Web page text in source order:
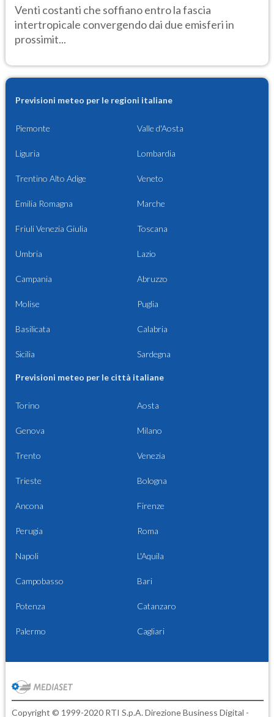
Venti costanti che soffiano entro la fascia
intertropicale convergendo dai due emisferi in
prossimit...
Previsioni meteo per le regioni italiane
Piemonte Valle d'Aosta
Liguria Lombardia
Trentino Alto Adige Veneto
Emilia Romagna Marche
Friuli Venezia Giulia Toscana
Umbria Lazio
Campania Abruzzo
Molise Puglia
Basilicata Calabria
Sicilia Sardegna
Previsioni meteo per le città italiane
Torino Aosta
Genova Milano
Trento Venezia
Trieste Bologna
Ancona Firenze
Perugia Roma
Napoli L'Aquila
Campobasso Bari
Potenza Catanzaro
Palermo Cagliari
Copyright © 1999-2020 RTI S.p.A. Direzione Business Digital -